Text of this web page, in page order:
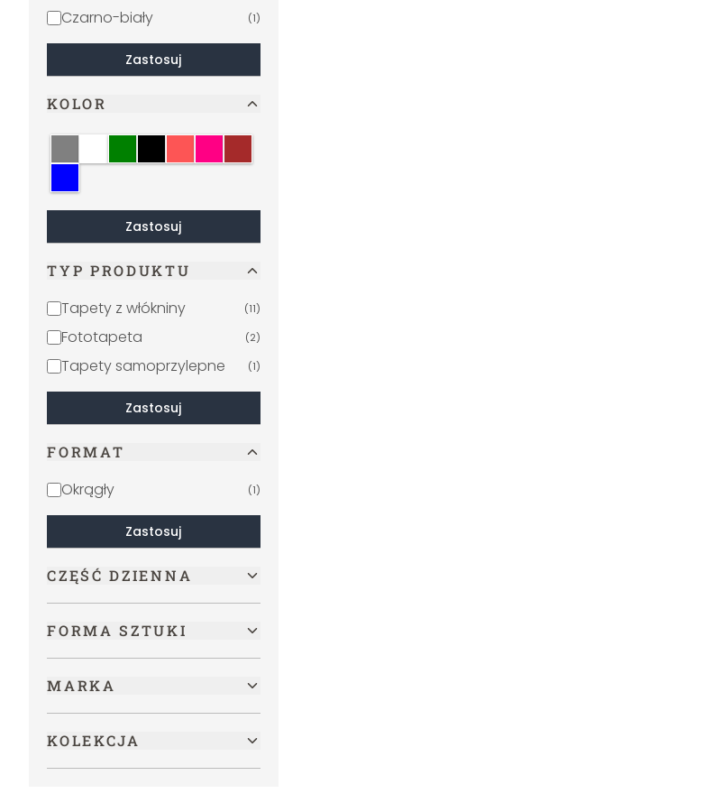
Czarno-biały (1)
Zastosuj
KOLOR
Zastosuj
TYP PRODUKTU
Tapety z włókniny (11)
Fototapeta (2)
Tapety samoprzylepne (1)
Zastosuj
FORMAT
Okrągły (1)
Zastosuj
CZĘŚĆ DZIENNA
FORMA SZTUKI
MARKA
KOLEKCJA